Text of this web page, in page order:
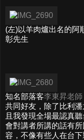
(左)以羊肉爐出名的阿
彰先生
知名部落客李東昇老師
共同好友，除了比利
且我發現全場最認真
會對講者所講的話有
容，不像有些人在台